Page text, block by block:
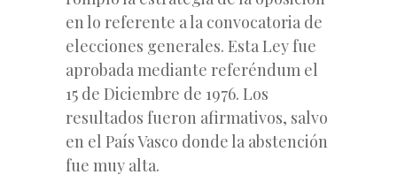
en lo referente a la convocatoria de
elecciones generales. Esta Ley fue
aprobada mediante referéndum el
15 de Diciembre de 1976. Los
resultados fueron afirmativos, salvo
en el País Vasco donde la abstención
fue muy alta.